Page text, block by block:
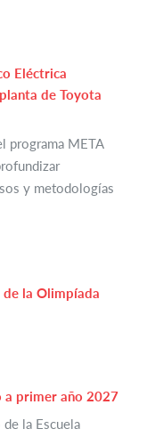
Eléctrica
de Toyota
programa META
y metodologías
de la Olimpíada
a primer año 2027
la Escuela